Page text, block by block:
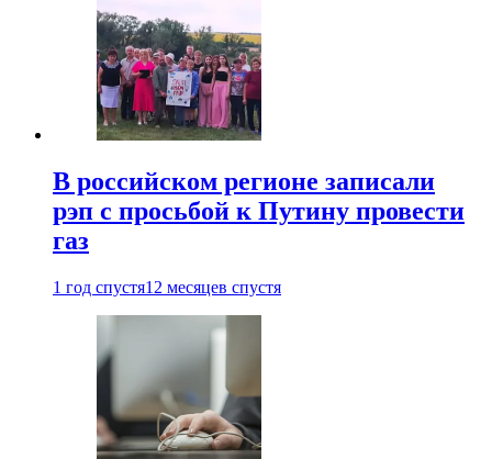
В российском регионе записали
рэп с просьбой к Путину провести
газ
1 год спустя12 месяцев спустя